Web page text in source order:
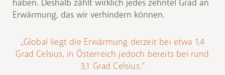
haben. Deshalb zählt wirklich jedes zehntel Grad an
Erwärmung, das wir verhindern können.
„Global liegt die Erwärmung derzeit bei etwa 1,4
Grad Celsius, in Österreich jedoch bereits bei rund
3,1 Grad Celsius.“